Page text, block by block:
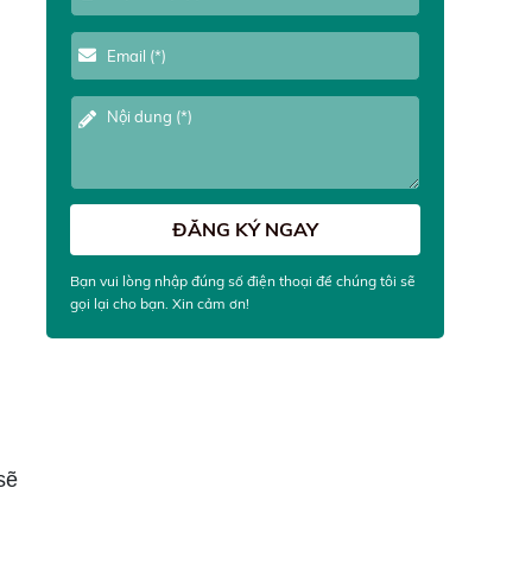
Bạn vui lòng nhập đúng số điện thoại để chúng tôi sẽ
gọi lại cho bạn. Xin cảm ơn!